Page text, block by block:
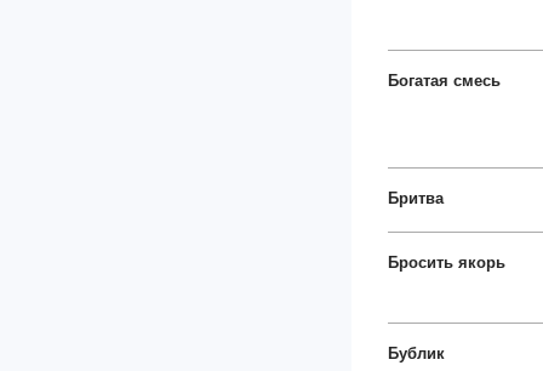
Богатая смесь
Бритва
Бросить якорь
Бублик